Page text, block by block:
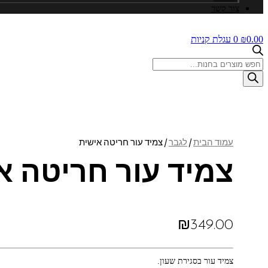
צור קשר
₪0.00
0 עגלת קניות
Products
search
עמוד הבית/לגבר/ צמיד עור חריטה אישית
צמיד עור חריטה
₪349.00
צמיד עור בסגירת שעון.